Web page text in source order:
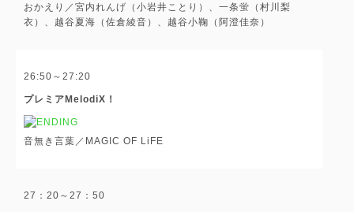
おかえり／宮内れんげ（小岩井ことり）、一条蛍（村川梨
衣）、越谷夏海（佐倉綾音）、越谷小鞠（阿澄佳奈）
26:50～27:20
プレミアMelodiX！
音無き言葉／MAGIC OF LiFE
27：20～27：50